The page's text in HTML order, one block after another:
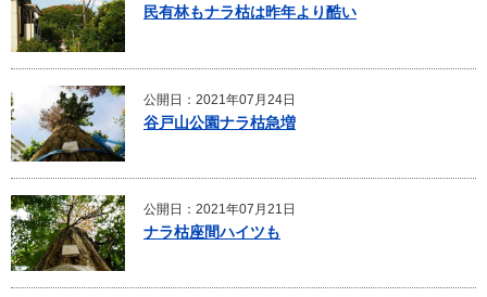
民有林もナラ枯は昨年より酷い
公開日：2021年07月24日
谷戸山公園ナラ枯急増
公開日：2021年07月21日
ナラ枯座間ハイツも